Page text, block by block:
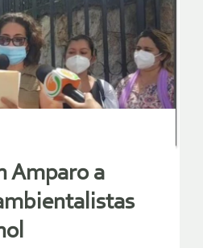
Amparo a